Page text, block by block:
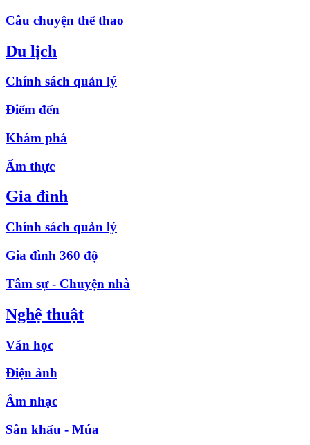
Câu chuyện thể thao
Du lịch
Chính sách quản lý
Điểm đến
Khám phá
Ẩm thực
Gia đình
Chính sách quản lý
Gia đình 360 độ
Tâm sự - Chuyện nhà
Nghệ thuật
Văn học
Điện ảnh
Âm nhạc
Sân khấu - Múa